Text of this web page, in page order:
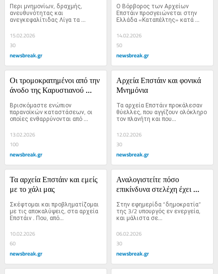
Περι μνημονίων, δραχμής,
ανευθυνότητας και
ανεγκεφαλίτιδας Λίγα τα
αποδεικτικά...
15.02.2026
30
newsbreak.gr
Ο Βόρβορος των Αρχείων
Επστάιν προσγειώνεται στην
Ελλάδα «Καταπέλτης» κατά
14.02.2026
50
newsbreak.gr
Οι τρομοκρατημένοι από την
άνοδο της Καρυστιανού
«πεζοδρόμιο»
Βρισκόμαστε ενώπιον
παρανοϊκών καταστάσεων, οι
οποίες ενθαρρύνονται από
τους...
13.02.2026
100
newsbreak.gr
Αρχεία Επστάιν και φονικά
Μνημόνια
Τα αρχεία Επστάιν προκάλεσαν
θύελλες, που αγγίζουν ολόκληρο
τον πλανήτη και που...
12.02.2026
30
newsbreak.gr
Τα αρχεία Επστάιν και εμείς
με το χάλι μας
Σκέφτομαι και προβληματίζομαι
με τις αποκαλύψεις, στα αρχεία
Επστάιν . Που, από...
10.02.2026
60
newsbreak.gr
Αναλογιστείτε πόσο
επικίνδυνα στελέχη έχει
παρούσα κυβέρνηση
Στην εφημερίδα “δημοκρατία”
της 3/2 υπουργός εν ενεργεία,
και μάλιστα σε...
06.02.2026
30
newsbreak.gr